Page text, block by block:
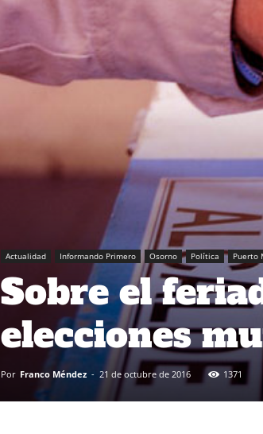
Actualidad Informando Primero Osorno Política Puerto
Sobre el
elecciones
Por Franco Méndez - 21 de octubre de 2016 1371